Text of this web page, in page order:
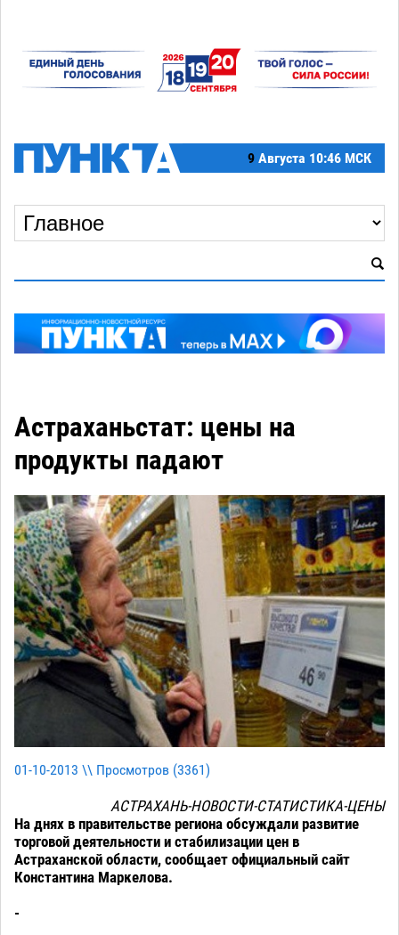
9 Августа 10:46 МСК
Астраханьстат: цены на
продукты падают
01-10-2013 \\ Просмотров (3361)
АСТРАХАНЬ-НОВОСТИ-СТАТИСТИКА-ЦЕНЫ
На днях в правительстве региона обсуждали развитие
торговой деятельности и стабилизации цен в
Астраханской области, сообщает официальный сайт
Константина Маркелова.
-